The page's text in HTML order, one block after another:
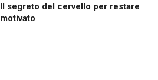
Il segreto del cervello per restare
motivato